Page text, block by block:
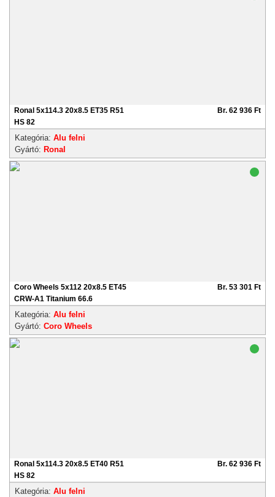
Ronal 5x114.3 20x8.5 ET35 R51
HS 82
Br. 62 936 Ft
Kategória: Alu felni
Gyártó: Ronal
Coro Wheels 5x112 20x8.5 ET45
CRW-A1 Titanium 66.6
Br. 53 301 Ft
Kategória: Alu felni
Gyártó: Coro Wheels
Ronal 5x114.3 20x8.5 ET40 R51
HS 82
Br. 62 936 Ft
Kategória: Alu felni